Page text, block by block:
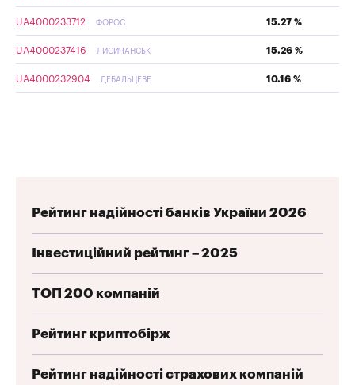
UA4000233712 ФОРОС 15.27 %
UA4000237416 ЛИСИЧАНСЬК 15.26 %
UA4000232904 ДЕБАЛЬЦЕВЕ 10.16 %
Рейтинг надійності банків України 2026
Інвестиційний рейтинг – 2025
ТОП 200 компаній
Рейтинг криптобірж
Рейтинг надійності страхових компаній